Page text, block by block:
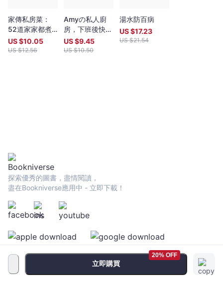
家傳私房菜：
52道家家都煮
到的菜
US $10.05
US $12.56
Amyの私人廚
房，下班後快速
料理：讓人口水
直流,抓住全家
US $9.45
US $10.50
湯水防百病
US $17.23
US $21.54
立即購買
20% OFF
探索優秀的圖書，盡情閱讀，
盡在Bookniverse應用中 - 立即下載！